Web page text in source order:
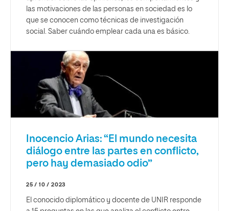
las motivaciones de las personas en sociedad es lo
que se conocen como técnicas de investigación
social. Saber cuándo emplear cada una es básico.
Inocencio Arias: “El mundo necesita
diálogo entre las partes en conflicto,
pero hay demasiado odio”
25 / 10 / 2023
El conocido diplomático y docente de UNIR responde